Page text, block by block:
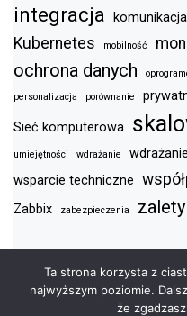
integracja komunikacja
Kubernetes mobilność
ochrona danych
personalizacja porównanie
Sieć komputerowa
umiejętności wdrażanie
wsparcie techniczne
Zabbix
zabezpieczenia zalety
PRAWA AUTORSKIE
Ta strona korzysta z
najwyższym poziomie.
że